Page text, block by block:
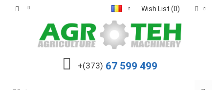
Wish List (0)
+(373) 67 599 499